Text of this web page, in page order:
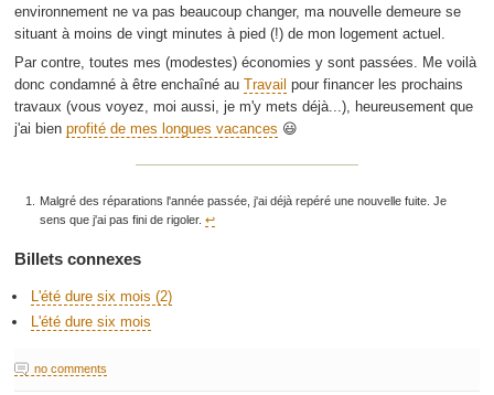
environnement ne va pas beaucoup changer, ma nouvelle demeure se
situant à moins de vingt minutes à pied (!) de mon logement actuel.
Par contre, toutes mes (modestes) économies y sont passées. Me voilà
donc condamné à être enchaîné au Travail pour financer les prochains
travaux (vous voyez, moi aussi, je m'y mets déjà...), heureusement que
j'ai bien profité de mes longues vacances 😃
Malgré des réparations l'année passée, j'ai déjà repéré une nouvelle fuite. Je
sens que j'ai pas fini de rigoler.↩︎
Billets connexes
L'été dure six mois (2)
L'été dure six mois
no comments